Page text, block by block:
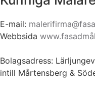
E-mail:
Webbsida
Bolagsadress:
intill Mårtensberg &